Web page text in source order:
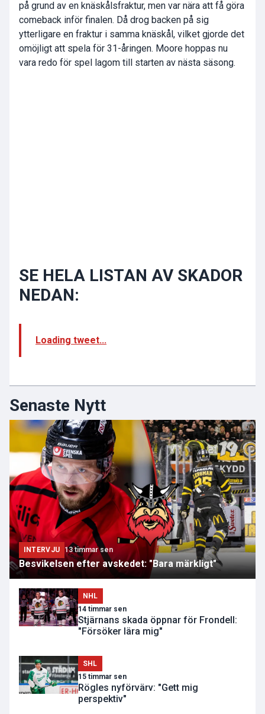
på grund av en knäskålsfraktur, men var nära att få göra
comeback inför finalen. Då drog backen på sig
ytterligare en fraktur i samma knäskål, vilket gjorde det
omöjligt att spela för 31-åringen. Moore hoppas nu
vara redo för spel lagom till starten av nästa säsong.
SE HELA LISTAN AV SKADOR
NEDAN:
Loading tweet...
Senaste Nytt
INTERVJU 13 timmar sen
Besvikelsen efter avskedet: "Bara märkligt"
NHL
14 timmar sen
Stjärnans skada öppnar för Frondell:
"Försöker lära mig"
SHL
15 timmar sen
Rögles nyförvärv: "Gett mig
perspektiv"